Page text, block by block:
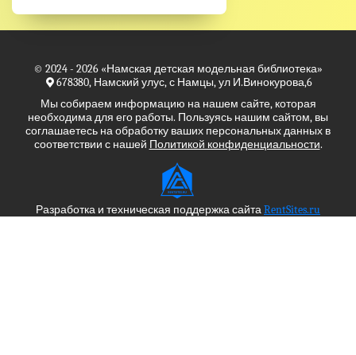
© 2024 - 2026 «Намская детская модельная библиотека»
678380, Намский улус, с Намцы, ул И.Винокурова,6
Мы собираем информацию на нашем сайте, которая
необходима для его работы. Пользуясь нашим сайтом, вы
соглашаетесь на обработку ваших персональных данных в
соответствии с нашей Политикой конфиденциальности.
Разработка и техническая поддержка сайтаRentSites.ru